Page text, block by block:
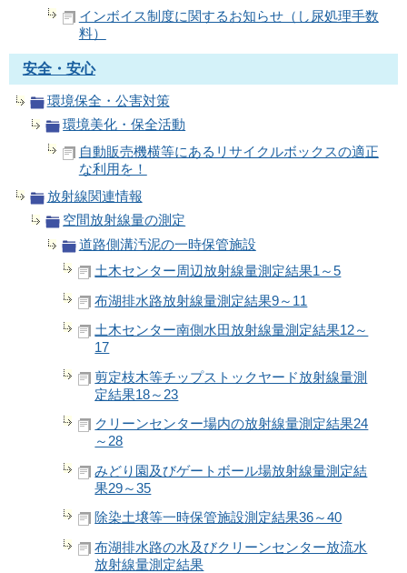
インボイス制度に関するお知らせ（し尿処理手数
料）
安全・安心
環境保全・公害対策
環境美化・保全活動
自動販売機横等にあるリサイクルボックスの適正
な利用を！
放射線関連情報
空間放射線量の測定
道路側溝汚泥の一時保管施設
土木センター周辺放射線量測定結果1～5
布湖排水路放射線量測定結果9～11
土木センター南側水田放射線量測定結果12～
17
剪定枝木等チップストックヤード放射線量測
定結果18～23
クリーンセンター場内の放射線量測定結果24
～28
みどり園及びゲートボール場放射線量測定結
果29～35
除染土壌等一時保管施設測定結果36～40
布湖排水路の水及びクリーンセンター放流水
放射線量測定結果